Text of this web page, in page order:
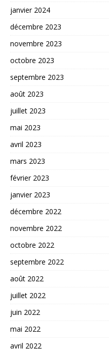
janvier 2024
décembre 2023
novembre 2023
octobre 2023
septembre 2023
août 2023
juillet 2023
mai 2023
avril 2023
mars 2023
février 2023
janvier 2023
décembre 2022
novembre 2022
octobre 2022
septembre 2022
août 2022
juillet 2022
juin 2022
mai 2022
avril 2022